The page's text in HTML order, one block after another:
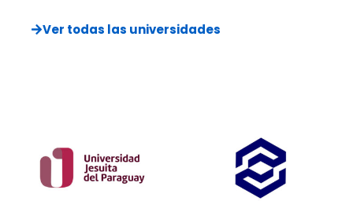
Ver todas las universidades